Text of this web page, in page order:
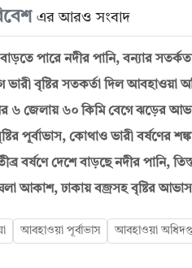
এর আরও সংবাদ
পারে নদীর পানি, বন্যার
ভারী বৃষ্টির সতকর্তা দিল আবহাওয়া
৬ জেলায় ৬০ কিমি বেগে ঝড়ের
পূর্বাভাস, কোথাও ভারী বর্ষণের
বর্ষণে দেশে বাড়ছে নদীর পানি,
আকাশ, ঢাকায় বজ্রসহ বৃষ্টির আভাস
আবহাওয়া পূর্বাভাস আবহাওয়া